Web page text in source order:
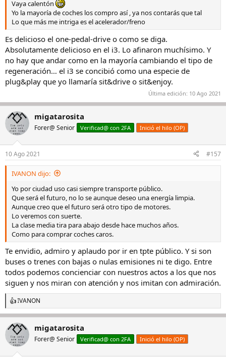
Vaya calentón
Yo la mayoría de coches los compro así , ya nos contarás que tal
Lo que más me intriga es el acelerador/freno
Es delicioso el one-pedal-drive o como se diga.
Absolutamente delicioso en el i3. Lo afinaron muchísimo. Y
no hay que andar como en la mayoría cambiando el tipo de
regeneración… el i3 se concibió como una especie de
plug&play que yo llamaría sit&drive o sit&enjoy.
Última edición: 10 Ago 2021
migatarosita
Forer@ Senior Verificad@ con 2FA Inició el hilo (OP)
10 Ago 2021 #157
IVANON dijo:
Yo por ciudad uso casi siempre transporte público.
Que será el futuro, no lo se aunque deseo una energía limpia.
Aunque creo que el futuro será otro tipo de motores.
Lo veremos con suerte.
La clase media tira para abajo desde hace muchos años.
Como para comprar coches caros.
Te envidio, admiro y aplaudo por ir en tpte público. Y si son
buses o trenes con bajas o nulas emisiones ni te digo. Entre
todos podemos concienciar con nuestros actos a los que nos
siguen y nos miran con atención y nos imitan con admiración.
R
e
c
c
i
IVANON
migatarosita
Forer@ Senior Verificad@ con 2FA Inició el hilo (OP)